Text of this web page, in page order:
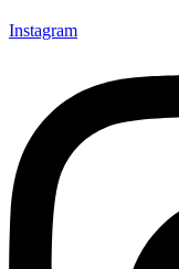
Instagram